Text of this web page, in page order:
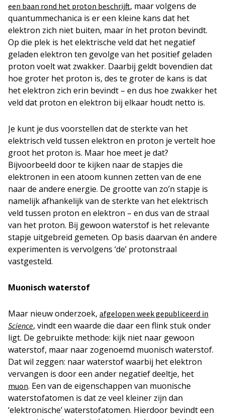
een baan rond het proton beschrijft, maar volgens de
quantummechanica is er een kleine kans dat het
elektron zich niet buiten, maar ín het proton bevindt.
Op die plek is het elektrische veld dat het negatief
geladen elektron ten gevolge van het positief geladen
proton voelt wat zwakker. Daarbij geldt bovendien dat
hoe groter het proton is, des te groter de kans is dat
het elektron zich erin bevindt – en dus hoe zwakker het
veld dat proton en elektron bij elkaar houdt netto is.
Je kunt je dus voorstellen dat de sterkte van het
elektrisch veld tussen elektron en proton je vertelt hoe
groot het proton is. Maar hoe meet je dat?
Bijvoorbeeld door te kijken naar de stapjes die
elektronen in een atoom kunnen zetten van de ene
naar de andere energie. De grootte van zo’n stapje is
namelijk afhankelijk van de sterkte van het elektrisch
veld tussen proton en elektron – en dus van de straal
van het proton. Bij gewoon waterstof is het relevante
stapje uitgebreid gemeten. Op basis daarvan én andere
experimenten is vervolgens ‘de’ protonstraal
vastgesteld.
Muonisch waterstof
Maar nieuw onderzoek, afgelopen week gepubliceerd in
Science, vindt een waarde die daar een flink stuk onder
ligt. De gebruikte methode: kijk niet naar gewoon
waterstof, maar naar zogenoemd muonisch waterstof.
Dat wil zeggen: naar waterstof waarbij het elektron
vervangen is door een ander negatief deeltje, het
muon. Een van de eigenschappen van muonische
waterstofatomen is dat ze veel kleiner zijn dan
‘elektronische’ waterstofatomen. Hierdoor bevindt een